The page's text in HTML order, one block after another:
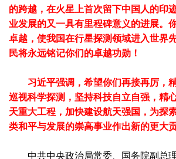
的跨越，在火星上首次留下中国人的印
业发展的又一具有里程碑意义的进展。
卓越，使我国在行星探测领域进入世界
民将永远铭记你们的卓越功勋！
习近平强调，希望你们再接再厉，
巡视科学探测，坚持科技自立自强，精
天重大工程，加快建设航天强国，为探
类和平与发展的崇高事业作出新的更大
中共中央政治局常委、国务院副总